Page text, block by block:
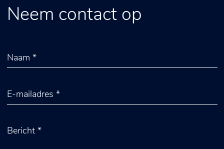
Neem contact op